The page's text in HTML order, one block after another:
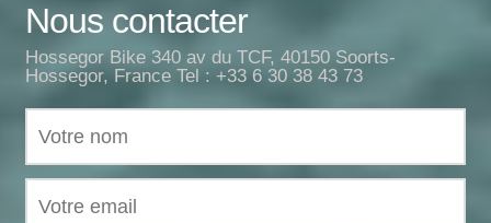
Nous contacter
Hossegor Bike 340 av du TCF, 40150 Soorts-
Hossegor, France Tel : +33 6 30 38 43 73